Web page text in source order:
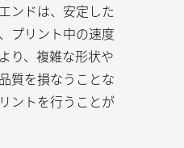
ンドは、安定した
プリント中の速度
り、複雑な形状や
質を損なうことな
ントを行うことが